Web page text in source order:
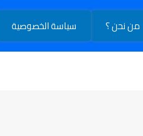
من نحن ؟ سياسة الخصوصية